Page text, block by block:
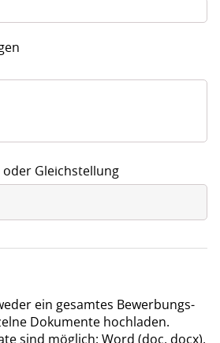
Gleichstellung
ein gesamtes Bewerbungs-
Dokumente hochladen.
sind möglich: Word (doc, docx),